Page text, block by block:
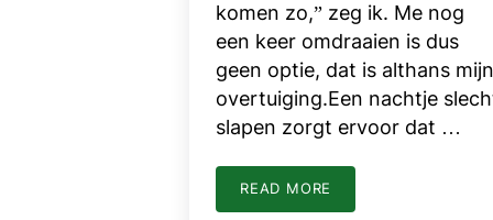
komen zo,” zeg ik. Me nog
een keer omdraaien is dus
geen optie, dat is althans mijn
overtuiging.Een nachtje
slapen zorgt ervoor dat …
READ MOREVALENTIJNSDAG EN ROTTE